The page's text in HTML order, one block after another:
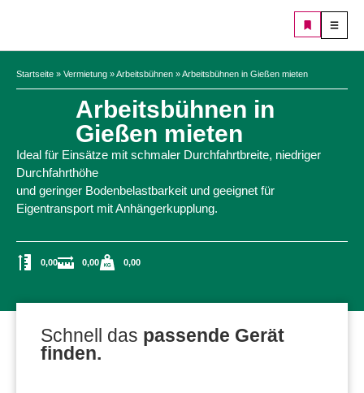
Startseite » Vermietung »Arbeitsbühnen »Arbeitsbühnen in Gießen mieten
Arbeitsbühnen in
Gießen mieten
Ideal für Einsätze mit schmaler Durchfahrtbreite, niedriger
Durchfahrthöhe
und geringer Bodenbelastbarkeit und geeignet für
Eigentransport mit Anhängerkupplung.
0,00 0,00 0,00
Schnell das passende Gerät
finden.